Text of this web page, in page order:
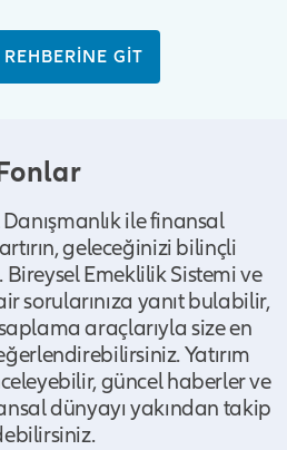
REHBERİNE GİT
ile finansal
geleceğinizi bilinçli
Emeklilik Sistemi ve
sorularınıza yanıt bulabilir,
araçlarıyla size en
Yatırım
güncel haberler ve
dünyayı yakından takip